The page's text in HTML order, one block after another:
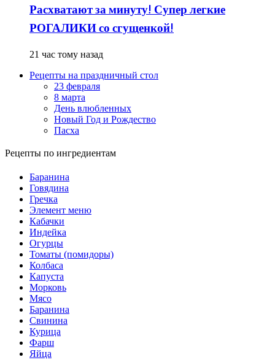
Расхватают за минуту! Супер легкие
РОГАЛИКИ со сгущенкой!
21 час тому назад
Рецепты на праздничный стол
23 февраля
8 марта
День влюбленных
Новый Год и Рождество
Пасха
Рецепты по ингредиентам
Баранина
Говядина
Гречка
Элемент меню
Кабачки
Индейка
Огурцы
Томаты (помидоры)
Колбаса
Капуста
Морковь
Мясо
Баранина
Свинина
Курица
Фарш
Яйца